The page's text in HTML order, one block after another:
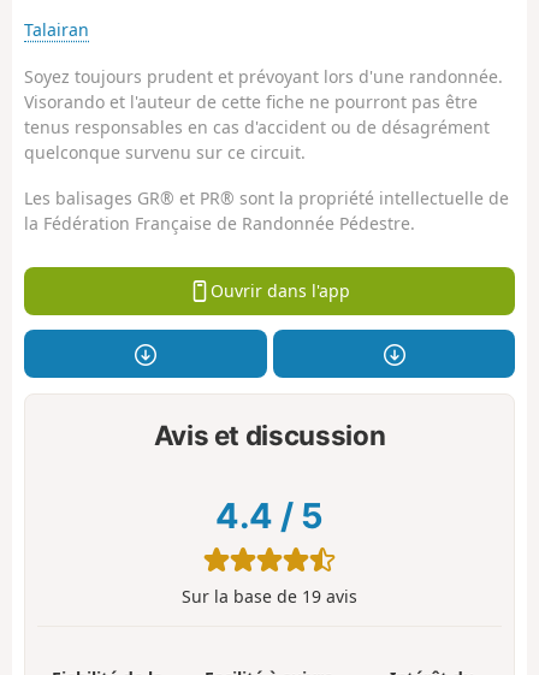
Talairan
Soyez toujours prudent et prévoyant lors d'une randonnée.
Visorando et l'auteur de cette fiche ne pourront pas être
tenus responsables en cas d'accident ou de désagrément
quelconque survenu sur ce circuit.
Les balisages GR® et PR® sont la propriété intellectuelle de
la Fédération Française de Randonnée Pédestre.
Ouvrir dans l'app
Avis et discussion
4.4 / 5
Sur la base de 19 avis